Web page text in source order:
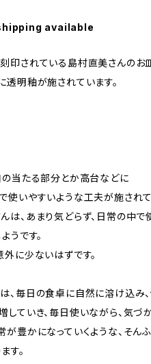
available
印されている島村直美さんのお皿
透明釉が施されています。
の当たる部分とか高台などに
使いやすいような工夫が施されて
は、あまり気どらず、日常の中で
うです。
外に少ないはずです。
、毎日の食卓に自然に溶け込み
していき、毎日使いながら、気づ
が豊かになっていくような、そん
す。